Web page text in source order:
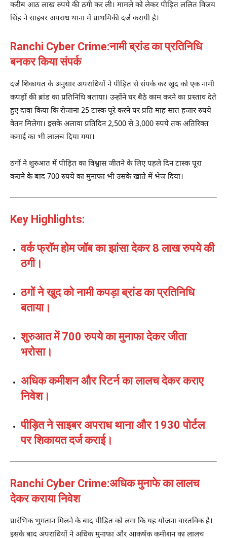
करीब आठ लाख रुपये की ठगी कर ली। मामले को लेकर पीड़ित ललित विजय
सिंह ने साइबर अपराध थाना में प्राथमिकी दर्ज करायी है।
Ranchi Cyber Crime:नामी ब्रांड का प्रतिनिधि
बनकर किया संपर्क
दर्ज शिकायत के अनुसार अपराधियों ने पीड़ित से संपर्क कर खुद को एक नामी
कपड़ों की ब्रांड का प्रतिनिधि बताया। उन्होंने घर बैठे काम करने का प्रस्ताव देते
हुए दावा किया कि रोजाना 25 टास्क पूरे करने पर प्रति माह सात हजार रुपये
वेतन मिलेगा। इसके अलावा प्रतिदिन 2,500 से 3,000 रुपये तक अतिरिक्त
कमाई का भी लालच दिया गया।
ठगों ने शुरुआत में पीड़ित का विश्वास जीतने के लिए पहले दिन टास्क पूरा
कराने के बाद 700 रुपये का मुनाफा भी उसके खाते में भेज दिया।
Key Highlights:
वर्क फ्रॉम होम जॉब का झांसा देकर 8 लाख रुपये की
ठगी।
ठगों ने खुद को नामी कपड़ा ब्रांड का प्रतिनिधि
बताया।
शुरुआत में 700 रुपये का मुनाफा देकर जीता
भरोसा।
अधिक कमीशन और रिटर्न का लालच देकर कराए
निवेश।
पीड़ित ने साइबर अपराध थाना और 1930 पोर्टल
पर शिकायत दर्ज कराई।
Ranchi Cyber Crime:अधिक मुनाफे का लालच
देकर कराया निवेश
प्रारंभिक भुगतान मिलने के बाद पीड़ित को लगा कि यह योजना वास्तविक है।
इसके बाद अपराधियों ने अधिक मुनाफा और आकर्षक कमीशन का लालच